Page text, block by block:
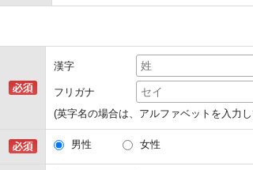
漢字
フリガナ
(英字名の場合は、アルファベットを入力
男性 女性